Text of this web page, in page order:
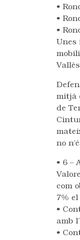
•
•
•
mitjà
de
no
• 6 –
com
7%
•
amb
•